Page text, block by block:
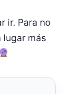
ir. Para no
lugar más